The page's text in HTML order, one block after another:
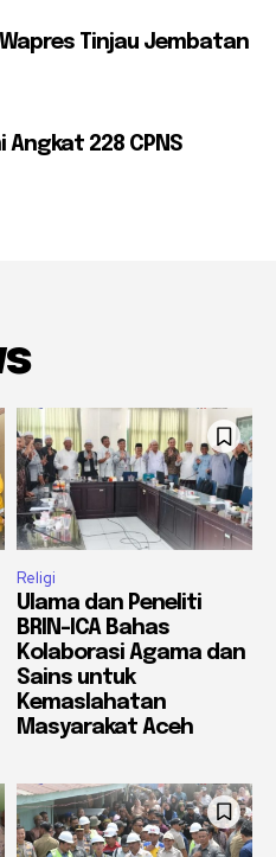
Tinjau Jembatan
Angkat 228 CPNS
Religi
Ulama dan Peneliti
BRIN-ICA Bahas
Kolaborasi Agama dan
Sains untuk
Kemaslahatan
Masyarakat Aceh